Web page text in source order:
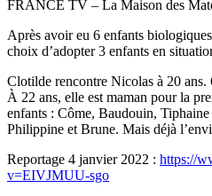
FRANCE TV – La Maison des
Après avoir eu 6 enfants
choix d’adopter 3 enfants en
Clotilde rencontre Nicolas à 20 ans.
À 22 ans, elle est maman pour la
enfants : Côme, Baudouin,
Philippine et Brune. Mais déjà
Reportage 4 janvier 2022 : https://
v=EIVJMUU-sgo